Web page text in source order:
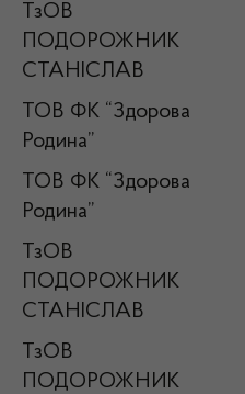
ТзОВ
ПОДОРОЖНИК
СТАНІСЛАВ
ТОВ ФК “Здорова
Родина”
ТОВ ФК “Здорова
Родина”
ТзОВ
ПОДОРОЖНИК
СТАНІСЛАВ
ТзОВ
ПОДОРОЖНИК